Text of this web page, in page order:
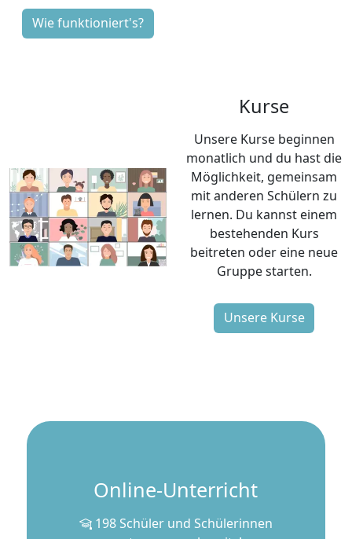
Unsere Kurse beginnen
monatlich und du hast die
Möglichkeit, gemeinsam
mit anderen Schülern zu
lernen. Du kannst einem
bestehenden Kurs
beitreten oder eine neue
Gruppe starten.
198 Schüler und Schülerinnen
vertrauen uns bereits!